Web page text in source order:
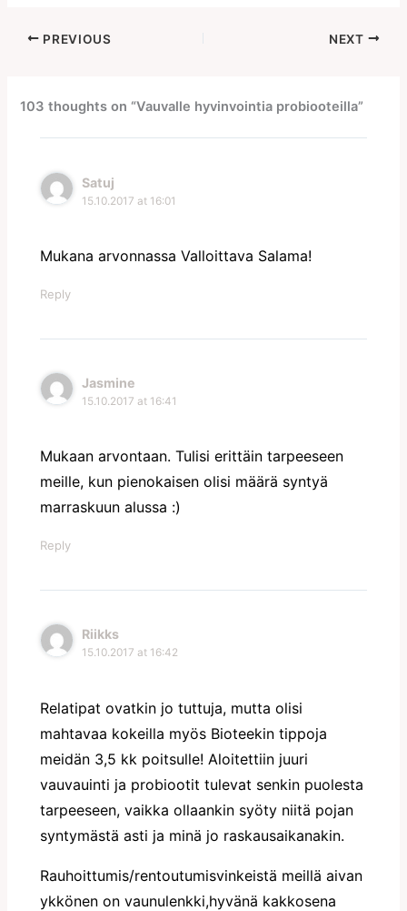
PREVIOUS NEXT
103 thoughts on “Vauvalle hyvinvointia probiooteilla”
Satuj
15.10.2017 at 16:01
Mukana arvonnassa Valloittava Salama!
Reply
Jasmine
15.10.2017 at 16:41
Mukaan arvontaan. Tulisi erittäin tarpeeseen
meille, kun pienokaisen olisi määrä syntyä
marraskuun alussa :)
Reply
Riikks
15.10.2017 at 16:42
Relatipat ovatkin jo tuttuja, mutta olisi
mahtavaa kokeilla myös Bioteekin tippoja
meidän 3,5 kk poitsulle! Aloitettiin juuri
vauvauinti ja probiootit tulevat senkin puolesta
tarpeeseen, vaikka ollaankin syöty niitä pojan
syntymästä asti ja minä jo raskausaikanakin.
Rauhoittumis/rentoutumisvinkeistä meillä aivan
ykkönen on vaunulenkki,hyvänä kakkosena